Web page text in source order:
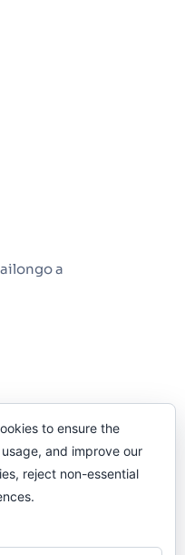
a
teléfono, que
to ensure the
and improve our
reject non-essential